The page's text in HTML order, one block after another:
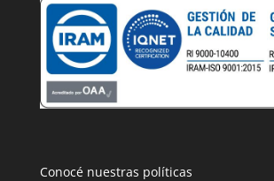
Conocé nuestras políticas